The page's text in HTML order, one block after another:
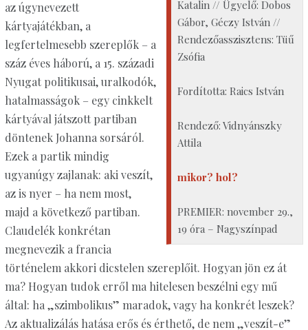
Katalin // Ügyelő: Dobos
Gábor, Géczy István //
Rendezőasszisztens: Tüű
Zsófia
Fordította: Raics István
Rendező: Vidnyánszky
Attila
mikor? hol?
PREMIER: november 29.,
19 óra – Nagyszínpad
az úgynevezett
kártyajátékban, a
legfertelmesebb szereplők – a
száz éves háború, a 15. századi
Nyugat politikusai, uralkodók,
hatalmasságok – egy cinkkelt
kártyával játszott partiban
döntenek Johanna sorsáról.
Ezek a partik mindig
ugyanúgy zajlanak: aki veszít,
az is nyer – ha nem most,
majd a következő partiban.
Claudelék konkrétan
megnevezik a francia
történelem akkori dicstelen szereplőit. Hogyan jön ez át
ma? Hogyan tudok erről ma hitelesen beszélni egy mű
által: ha „szimbolikus” maradok, vagy ha konkrét leszek?
Az aktualizálás hatása erős és érthető, de nem „veszít-e”